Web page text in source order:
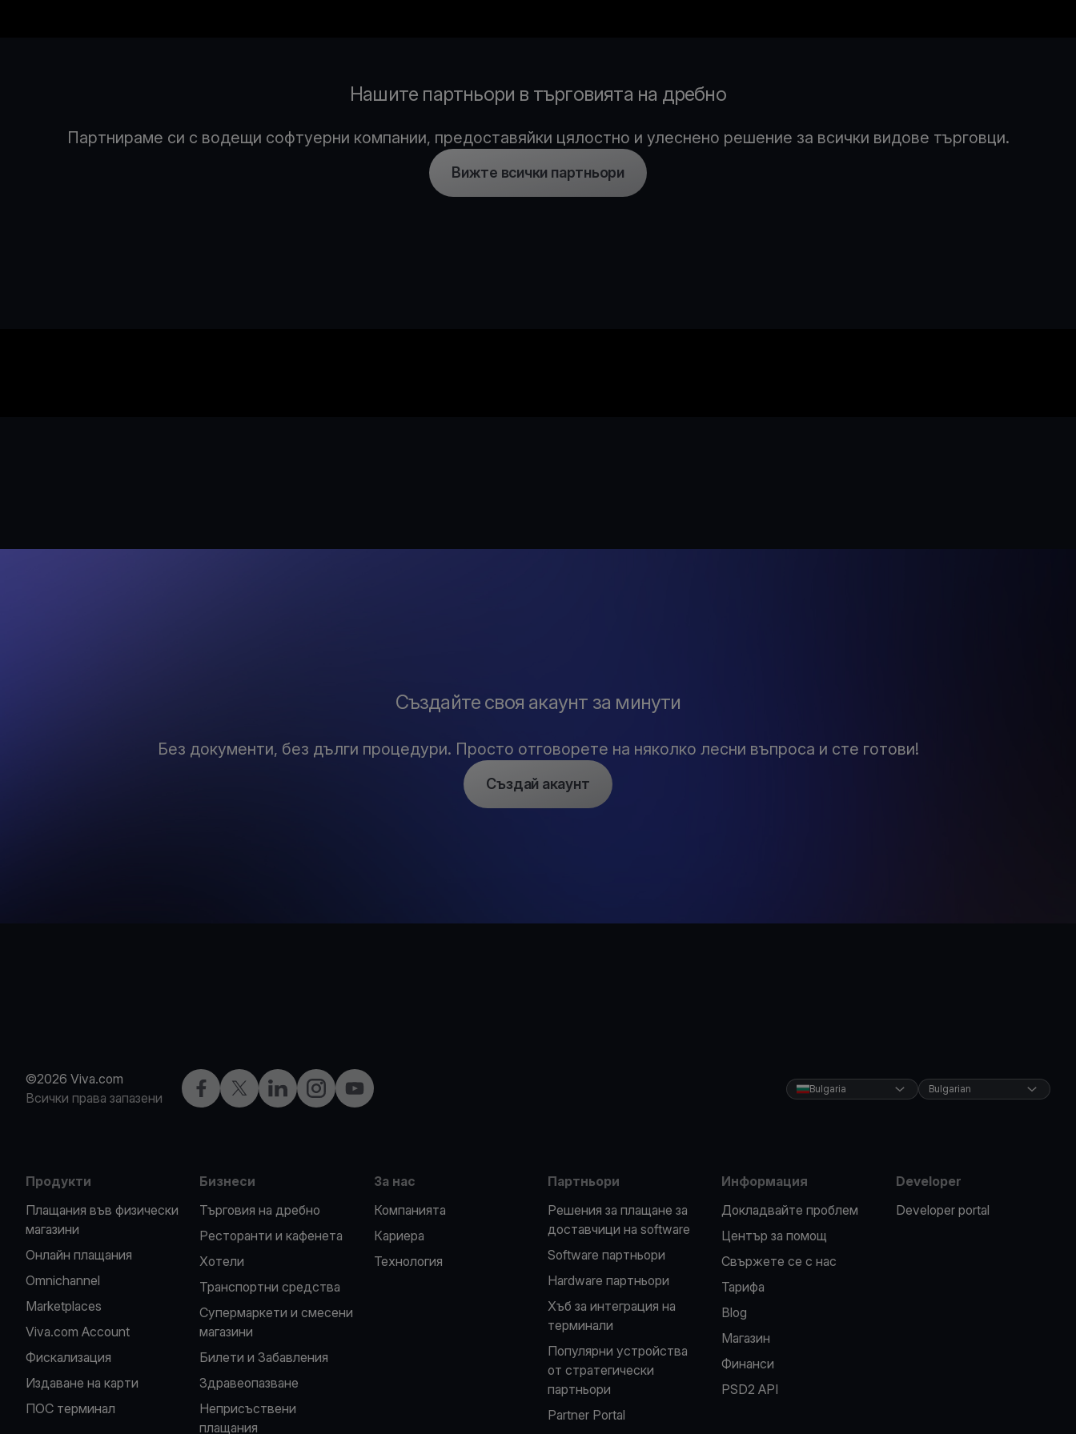
Нашите партньори в търговията на дребно
Партнираме си с водещи софтуерни компании, предоставяйки цялостно и улеснено решение за всички видове търговци.
Вижте всички партньори
Създайте своя акаунт за минути
Без документи, без дълги процедури. Просто отговорете на няколко лесни въпроса и сте готови!
Създай акаунт
©2026 Viva.com
Всички права запазени
Facebook
X LinkedInInstagramYouTube Bulgaria Bulgarian
Продукти
Плащания във физически
магазини
Oнлайн плащания
Omnichannel
Marketplaces
Viva.com Account
Фискализация
Издаване на карти
ПОС терминал
Бизнеси
Търговия на дребно
Ресторанти и кафенета
Хотели
Транспортни средства
Супермаркети и смесени
магазини
Билети и Забавления
Здравеопазване
Неприсъствени
плащания
За нас
Компанията
Кариера
Технология
Партньори
Решения за плащане за
доставчици на software
Software партньори
Hardware партньори
Хъб за интеграция на
терминали
Популярни устройства
от стратегически
партньори
Partner Portal
Информация
Докладвайте проблем
Център за помощ
Свържете се с нас
Тарифа
Blog
Магазин
Финанси
PSD2 API
Developer
Developer portal